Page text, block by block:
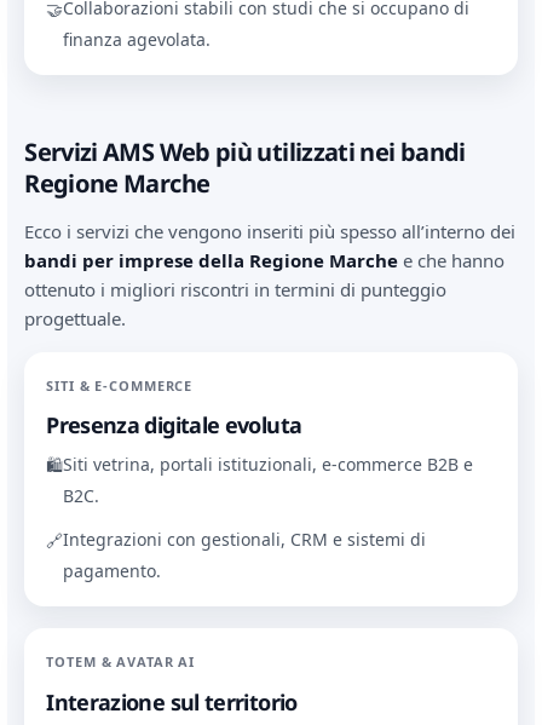
🤝Collaborazioni stabili con studi che si occupano di
finanza agevolata.
Servizi AMS Web più utilizzati nei bandi
Regione Marche
Ecco i servizi che vengono inseriti più spesso all’interno dei
bandi per imprese della Regione Marche e che hanno
ottenuto i migliori riscontri in termini di punteggio
progettuale.
SITI & E-COMMERCE
Presenza digitale evoluta
🛍Siti vetrina, portali istituzionali, e-commerce B2B e
B2C.
🔗Integrazioni con gestionali, CRM e sistemi di
pagamento.
TOTEM & AVATAR AI
Interazione sul territorio